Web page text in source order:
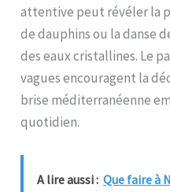
attentive peut révéler la
de dauphins ou la danse
des eaux cristallines. Le
vagues encouragent la
brise méditerranéenne
quotidien.
A lire aussi : Que faire à